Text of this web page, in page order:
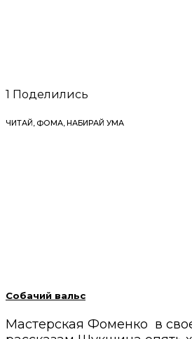
1 Поделились
ЧИТАЙ, ФОМА, НАБИРАЙ УМА
Собачий вальс
Мастерская Фоменко в